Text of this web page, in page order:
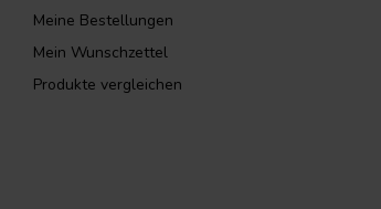
Meine Bestellungen
Mein Wunschzettel
Produkte vergleichen